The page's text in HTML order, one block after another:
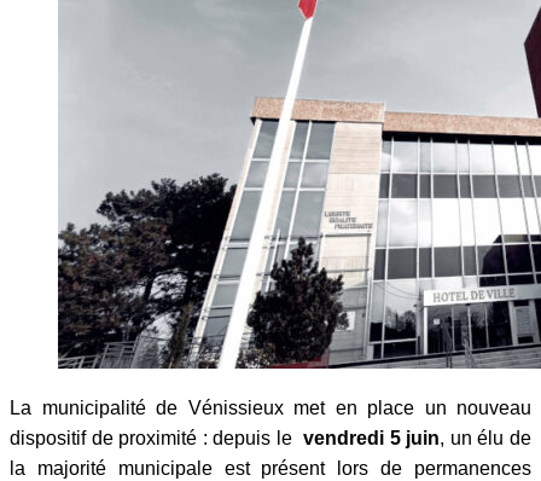
La municipalité de Vénissieux met en place un nouveau
dispositif de proximité : depuis levendredi 5 juin, un élu de
la majorité municipale est présent lors de permanences